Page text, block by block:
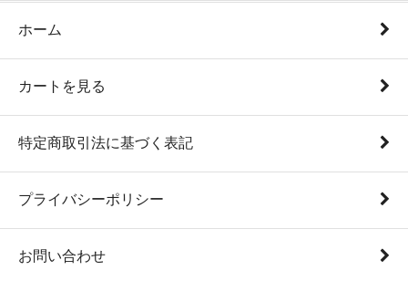
ホーム
カートを見る
特定商取引法に基づく表記
プライバシーポリシー
お問い合わせ